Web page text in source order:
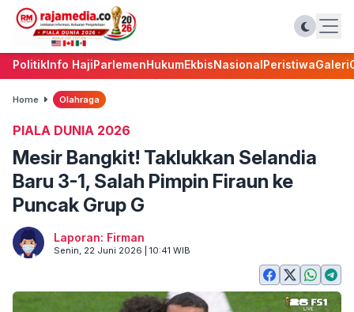
PolitikInfo HajiParlemenHukumEkbisNasionalPeristiwaGaleri
Home Olahraga
PIALA DUNIA 2026
Mesir Bangkit! Taklukkan Selandia
Baru 3-1, Salah Pimpin Firaun ke
Puncak Grup G
Laporan: Firman
Senin, 22 Juni 2026 | 10:41 WIB